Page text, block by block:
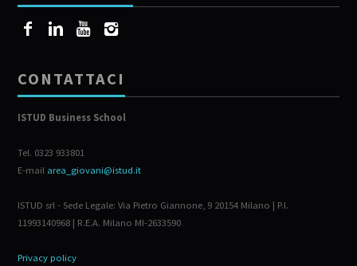
CONTATTACI
ISTUD Business School
Tel. 0323 933801
E-mail area_giovani@istud.it
ISTUD srl - Sede Legale: Via Pietro Giannone, 9 20154 Milano | P.I.
11993140968 | R.E.A. Milano MI-2633590
Privacy policy